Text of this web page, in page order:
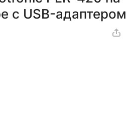
с USB-адаптером